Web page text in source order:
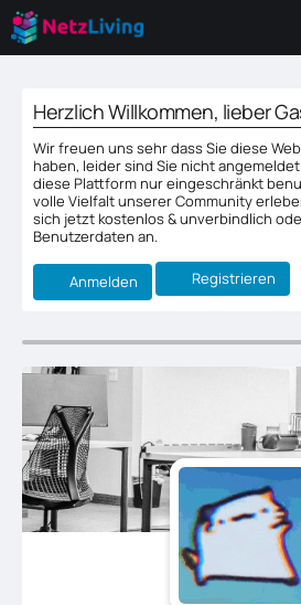
Herzlich Willkommen, lieber
Wir freuen uns sehr dass Sie diese
haben, leider sind Sie nicht
diese Plattform nur eingeschränkt
volle Vielfalt unserer Community
sich jetzt kostenlos & unverbindlich
Benutzerdaten an.
Anmelden Registrieren